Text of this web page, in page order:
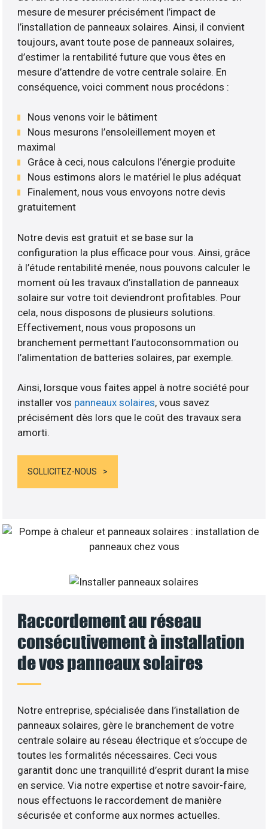
mesure de mesurer précisément l’impact de
l’installation de panneaux solaires. Ainsi, il convient
toujours, avant toute pose de panneaux solaires,
d’estimer la rentabilité future que vous êtes en
mesure d’attendre de votre centrale solaire. En
conséquence, voici comment nous procédons :
Nous venons voir le bâtiment
Nous mesurons l’ensoleillement moyen et
maximal
Grâce à ceci, nous calculons l’énergie produite
Nous estimons alors le matériel le plus adéquat
Finalement, nous vous envoyons notre devis
gratuitement
Notre devis est gratuit et se base sur la
configuration la plus efficace pour vous. Ainsi, grâce
à l’étude rentabilité menée, nous pouvons calculer le
moment où les travaux d’installation de panneaux
solaire sur votre toit deviendront profitables. Pour
cela, nous disposons de plusieurs solutions.
Effectivement, nous vous proposons un
branchement permettant l’autoconsommation ou
l’alimentation de batteries solaires, par exemple.
Ainsi, lorsque vous faites appel à notre société pour
installer vos panneaux solaires, vous savez
précisément dès lors que le coût des travaux sera
amorti.
SOLLICITEZ-NOUS
Raccordement au réseau
consécutivement à installation
de vos panneaux solaires
Notre entreprise, spécialisée dans l’installation de
panneaux solaires, gère le branchement de votre
centrale solaire au réseau électrique et s’occupe de
toutes les formalités nécessaires. Ceci vous
garantit donc une tranquillité d’esprit durant la mise
en service. Via notre expertise et notre savoir-faire,
nous effectuons le raccordement de manière
sécurisée et conforme aux normes actuelles.